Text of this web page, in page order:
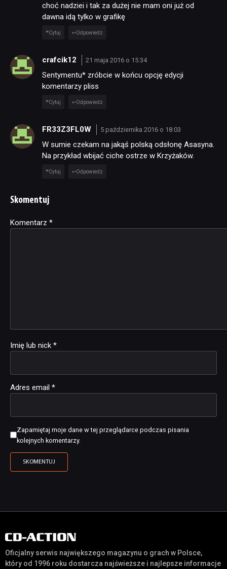
choć nadziei i tak za dużej nie mam oni już od
dawna idą tylko w grafikę
Cytuj Odpowiedz
crafcik12 21 maja 2016 o 15:34
Sentymentu* zróbcie w końcu opcję edycji
komentarzy pliss
Cytuj Odpowiedz
FR33Z3FL0W 5 października 2016 o 18:03
W sumie czekam na jakąś polską odsłonę Asasyna.
Na przykład wbijać ciche ostrze w Krzyżaków.
Cytuj Odpowiedz
Skomentuj
Komentarz *
Imię lub nick *
Adres email *
Zapamiętaj moje dane w tej przeglądarce podczas pisania
kolejnych komentarzy.
Alternative:
Oficjalny serwis największego magazynu o grach w Polsce,
który od 1996 roku dostarcza najświeższe i najlepsze informacje